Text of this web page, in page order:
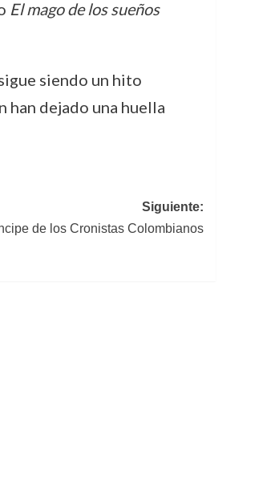
El mago de los sueños
siendo un hito
han dejado una huella
Siguiente:
de los Cronistas Colombianos